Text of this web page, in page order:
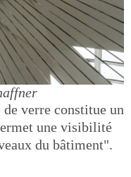
verre constitue un
une visibilité
du bâtiment".